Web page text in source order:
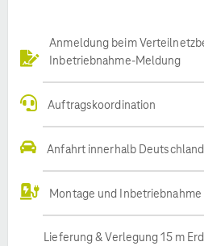
Anmeldung beim
Inbetriebnahme-Meldung
Auftragskoordination
Anfahrt innerhalb
Montage und
Lieferung & Verlegung 15 m